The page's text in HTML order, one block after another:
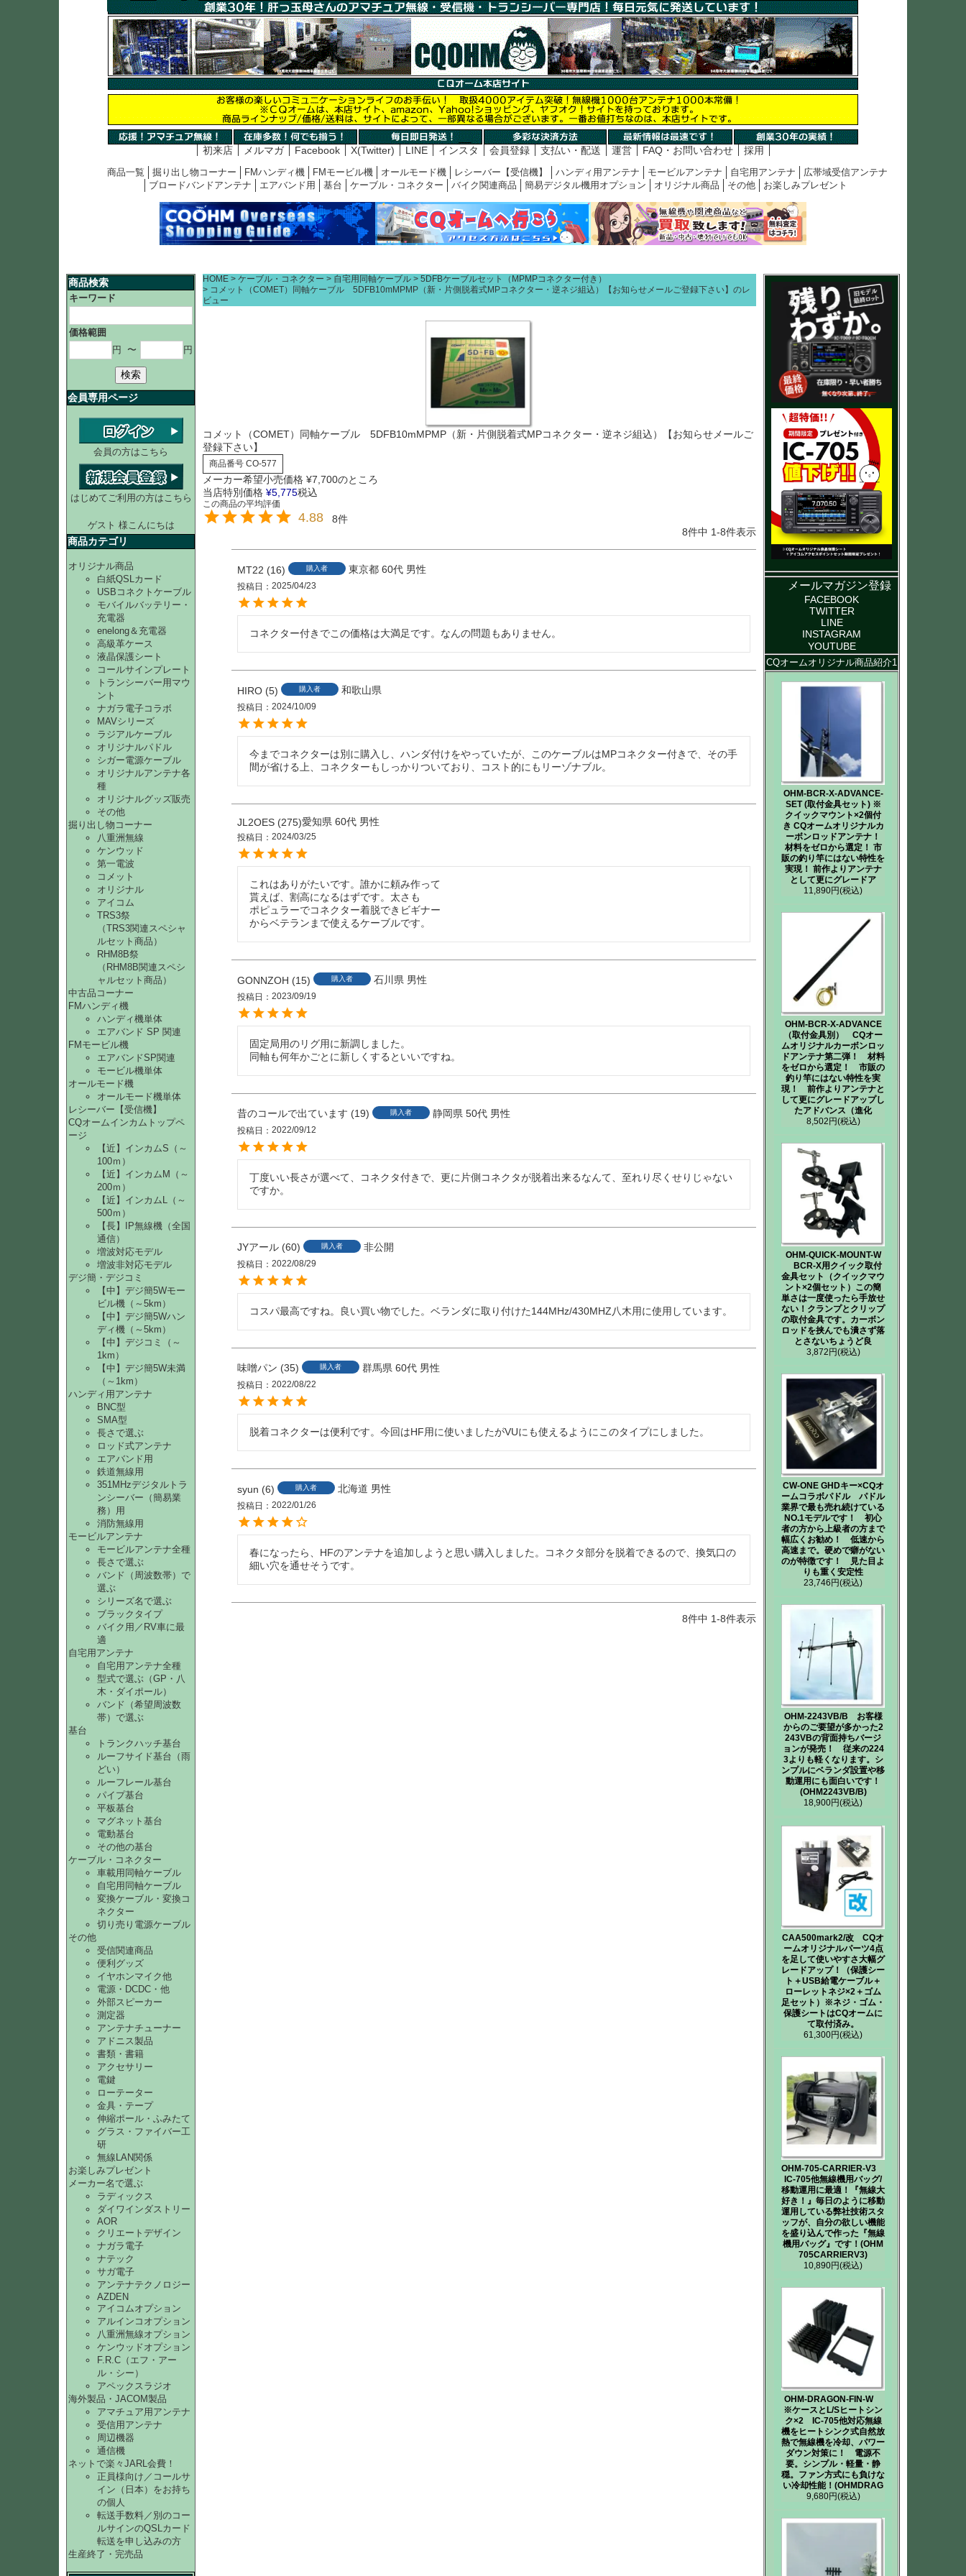
初来店 メルマガ Facebook X(Twitter) LINE インスタ 会員登録 支払い・配送 運営 FAQ・お問い合わせ 採用
商品一覧 掘り出し物コーナー FMハンディ機 FMモービル機 オールモード機 レシーバー【受信機】 ハンディ用アンテナ モービルアンテナ 自宅用アンテナ
広帯域受信アンテナ
ブロードバンドアンテナ
エアバンド用 基台 ケーブル・コネクター バイク関連商品 簡易デジタル機用オプション オリジナル商品 その他 お楽しみプレゼント
商品検索
キーワード
価格範囲
円
〜 円
検索
会員専用ページ
会員の方はこちら
はじめてご利用の方はこちら
ゲスト 様こんにちは
商品カテゴリ
オリジナル商品
白紙QSLカード
USBコネクトケーブル
モバイルバッテリー・
充電器
enelong＆充電器
高級革ケース
液晶保護シート
コールサインプレート
トランシーバー用マウ
ント
ナガラ電子コラボ
MAVシリーズ
ラジアルケーブル
オリジナルパドル
シガー電源ケーブル
オリジナルアンテナ各
種
オリジナルグッズ販売
その他
掘り出し物コーナー
八重洲無線
ケンウッド
第一電波
コメット
オリジナル
アイコム
TRS3祭
（TRS3関連スペシャ
ルセット商品）
RHM8B祭
（RHM8B関連スペシ
ャルセット商品）
中古品コーナー
FMハンディ機
ハンディ機単体
エアバンド SP 関連
FMモービル機
エアバンドSP関連
モービル機単体
オールモード機
オールモード機単体
レシーバー【受信機】
CQオームインカムトップペ
ージ
【近】インカムS（～
100ｍ）
【近】インカムM（～
200ｍ）
【近】インカムL（～
500ｍ）
【長】IP無線機（全国
通信）
増波対応モデル
増波非対応モデル
デジ簡・デジコミ
【中】デジ簡5Wモー
ビル機（～5km）
【中】デジ簡5Wハン
ディ機（～5km）
【中】デジコミ（～
1km）
【中】デジ簡5W未満
（～1km）
ハンディ用アンテナ
BNC型
SMA型
長さで選ぶ
ロッド式アンテナ
エアバンド用
鉄道無線用
351MHzデジタルトラ
ンシーバー（簡易業
務）用
消防無線用
モービルアンテナ
モービルアンテナ全種
長さで選ぶ
バンド（周波数帯）で
選ぶ
シリーズ名で選ぶ
ブラックタイプ
バイク用／RV車に最
適
自宅用アンテナ
自宅用アンテナ全種
型式で選ぶ（GP・八
木・ダイポール）
バンド（希望周波数
帯）で選ぶ
基台
トランクハッチ基台
ルーフサイド基台（雨
どい）
ルーフレール基台
パイプ基台
平板基台
マグネット基台
電動基台
その他の基台
ケーブル・コネクター
車載用同軸ケーブル
自宅用同軸ケーブル
変換ケーブル・変換コ
ネクター
切り売り電源ケーブル
その他
受信関連商品
便利グッズ
イヤホンマイク他
電源・DCDC・他
外部スピーカー
測定器
アンテナチューナー
アドニス製品
書類・書籍
アクセサリー
電鍵
ローテーター
金具・テープ
伸縮ポール・ふみたて
グラス・ファイバー工
研
無線LAN関係
お楽しみプレゼント
メーカー名で選ぶ
ラディックス
ダイワインダストリー
AOR
クリエートデザイン
ナガラ電子
ナテック
サガ電子
アンテナテクノロジー
AZDEN
アイコムオプション
アルインコオプション
八重洲無線オプション
ケンウッドオプション
F.R.C（エフ・アー
ル・シー）
アペックスラジオ
海外製品・JACOM製品
アマチュア用アンテナ
受信用アンテナ
周辺機器
通信機
ネットで楽々JARL会費！
正員様向け／コールサ
イン（日本）をお持ち
の個人
転送手数料／別のコー
ルサインのQSLカード
転送を申し込みの方
生産終了・完売品
HOME ケーブル・コネクター 自宅用同軸ケーブル
5DFBケーブルセット（MPMPコネクター付き）
コメット（COMET）同軸ケーブル 5DFB10mMPMP（新・片側脱着式MPコネクター・逆ネジ組込）【お知らせメールご登録下さい】のレ
ビュー
コメット（COMET）同軸ケーブル 5DFB10mMPMP（新・片側脱着式MPコネクター・逆ネジ組込）【お知らせメールご
登録下さい】
商品番号 CO-577
メーカー希望小売価格 ¥7,700のところ
当店特別価格 ¥5,775税込
4.88
8
8件中 1-8件表示
MT22 16 購入者 東京都 60代 男性
投稿日 2025/04/23
コネクター付きでこの価格は大満足です。なんの問題もありません。
HIRO 5 購入者 和歌山県
投稿日 2024/10/09
今までコネクターは別に購入し、ハンダ付けをやっていたが、このケーブルはMPコネクター付きで、その手
間が省ける上、コネクターもしっかりついており、コスト的にもリーゾナブル。
JL2OES 275 愛知県 60代 男性
投稿日 2024/03/25
これはありがたいです。誰かに頼み作って
貰えば、割高になるはずです。太さも
ポピュラーでコネクター着脱できビギナー
からベテランまで使えるケーブルです。
GONNZOH 15 購入者 石川県 男性
投稿日 2023/09/19
固定局用のリグ用に新調しました。
同軸も何年かごとに新しくするといいですね。
昔のコールで出ています 19 購入者 静岡県 50代 男性
投稿日 2022/09/12
丁度いい長さが選べて、コネクタ付きで、更に片側コネクタが脱着出来るなんて、至れり尽くせりじゃない
ですか。
JYアール 60 購入者 非公開
投稿日 2022/08/29
コスパ最高ですね。良い買い物でした。ベランダに取り付けた144MHz/430MHZ八木用に使用しています。
味噌パン 35 購入者 群馬県 60代 男性
投稿日 2022/08/22
脱着コネクターは便利です。今回はHF用に使いましたがVUにも使えるようにこのタイプにしました。
syun 6 購入者 北海道 男性
投稿日 2022/01/26
春になったら、HFのアンテナを追加しようと思い購入しました。コネクタ部分を脱着できるので、換気口の
細い穴を通せそうです。
8件中 1-8件表示
メールマガジン登録
FACEBOOK
TWITTER
LINE
INSTAGRAM
YOUTUBE
CQオームオリジナル商品紹介1
OHM-BCR-X-ADVANCE-
SET (取付金具セット) ※
クイックマウント×2個付
き CQオームオリジナルカ
ーボンロッドアンテナ！
材料をゼロから選定！ 市
販の釣り竿にはない特性を
実現！ 前作よりアンテナ
として更にグレードア
11,890円(税込)
OHM-BCR-X-ADVANCE
（取付金具別） CQオー
ムオリジナルカーボンロッ
ドアンテナ第二弾！ 材料
をゼロから選定！ 市販の
釣り竿にはない特性を実
現！ 前作よりアンテナと
して更にグレードアップし
たアドバンス（進化
8,502円(税込)
OHM-QUICK-MOUNT-W
BCR-X用クイック取付
金具セット（クイックマウ
ント×2個セット）この簡
単さは一度使ったら手放せ
ない！クランプとクリップ
の取付金具です。カーボン
ロッドを挟んでも潰さず落
とさないちょうど良
3,872円(税込)
CW-ONE GHDキー×CQオ
ームコラボパドル パドル
業界で最も売れ続けている
NO.1モデルです！ 初心
者の方から上級者の方まで
幅広くお勧め！ 低速から
高速まで。硬めで癖がない
のが特徴です！ 見た目よ
りも重く安定性
23,746円(税込)
OHM-2243VB/B お客様
からのご要望が多かった2
243VBの背面持ちバージ
ョンが発売！ 従来の224
3よりも軽くなります。シ
ンプルにベランダ設置や移
動運用にも面白いです！
(OHM2243VB/B)
18,900円(税込)
CAA500mark2/改 CQオ
ームオリジナルパーツ4点
を足して使いやすさ大幅グ
レードアップ！（保護シー
ト＋USB給電ケーブル＋
ローレットネジ×2＋ゴム
足セット）※ネジ・ゴム・
保護シートはCQオームに
て取付済み。
61,300円(税込)
OHM-705-CARRIER-V3
IC-705他無線機用バッグ/
移動運用に最適！『無線大
好き！』毎日のように移動
運用している弊社技術スタ
ッフが、自分の欲しい機能
を盛り込んで作った『無線
機用バッグ』です！(OHM
705CARRIERV3)
10,890円(税込)
OHM-DRAGON-FIN-W
※ケースとL/Sヒートシン
ク×2 IC-705他対応無線
機をヒートシンク式自然放
熱で無線機を冷却、パワー
ダウン対策に！ 電源不
要。シンプル・軽量・静
穏。ファン方式にも負けな
い冷却性能！(OHMDRAG
9,680円(税込)